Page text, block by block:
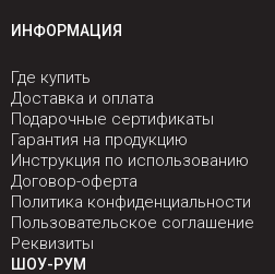
ИНФОРМАЦИЯ
Где купить
Доставка и оплата
Подарочные сертификаты
Гарантия на продукцию
Инструкция по использованию
Договор-оферта
Политика конфиденциальности
Пользовательское соглашение
Реквизиты
ШОУ-РУМ